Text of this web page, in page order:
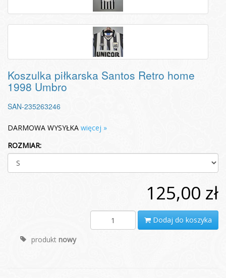
Koszulka piłkarska Santos Retro home
1998 Umbro
SAN-235263246
DARMOWA WYSYŁKA więcej »
ROZMIAR:
125,00 zł
Dodaj do koszyka
produkt nowy